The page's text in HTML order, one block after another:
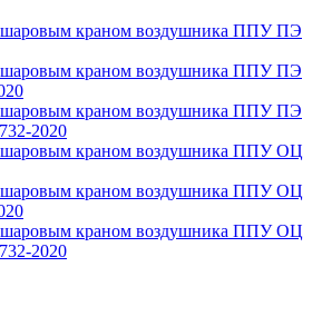
шаровым краном воздушника ППУ ПЭ
шаровым краном воздушника ППУ ПЭ
шаровым краном воздушника ППУ ПЭ
2020
шаровым краном воздушника ППУ ОЦ
шаровым краном воздушника ППУ ОЦ
шаровым краном воздушника ППУ ОЦ
2020